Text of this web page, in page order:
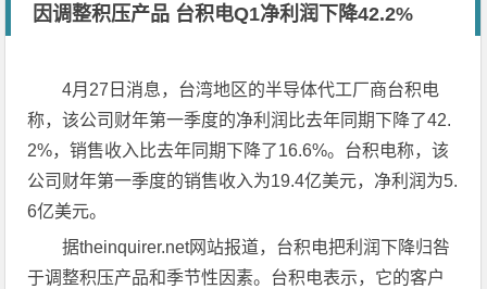
因调整积压产品 台积电Q1净利润下降42.2%
4月27日消息，台湾地区的半导体代工厂商台积电
称，该公司财年第一季度的净利润比去年同期下降了42.
2%，销售收入比去年同期下降了16.6%。台积电称，该
公司财年第一季度的销售收入为19.4亿美元，净利润为5.
6亿美元。
据theinquirer.net网站报道，台积电把利润下降归咎
于调整积压产品和季节性因素。台积电表示，它的客户